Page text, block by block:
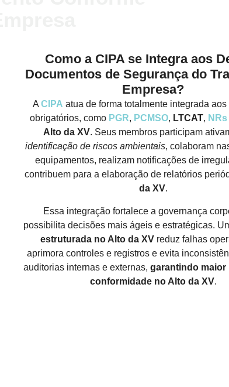
Como a CIPA se Integra aos
Documentos de Segurança do
Empresa?
A CIPA atua de forma totalmente integrada
obrigatórios, como PGR, PCMSO, LTCAT, NRs
Alto da XV. Seus membros participam
identificação de riscos ambientais, colaboram
equipamentos, realizam notificações de
contribuem para a elaboração de relatórios
da XV.
Essa integração fortalece a governança
possibilita decisões mais ágeis e estratégicas.
estruturada no Alto da XV reduz falhas
aprimora controles e registros e evita
auditorias internas e externas, garantindo maior
conformidade no Alto da XV.